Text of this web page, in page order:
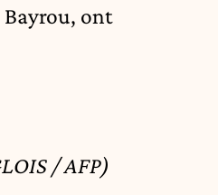
Bayrou, ont
/ AFP)